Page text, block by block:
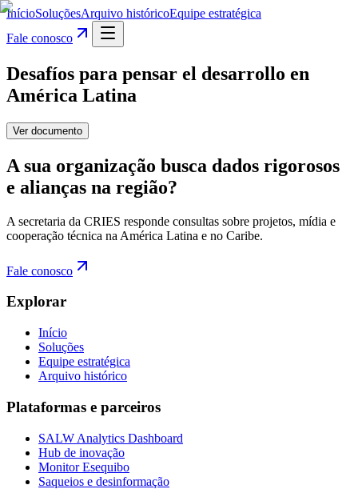
InícioSoluçõesArquivo históricoEquipe estratégica
Fale conosco
Desafíos para pensar el desarrollo en
América Latina
Ver documento
A sua organização busca dados rigorosos
e alianças na região?
A secretaria da CRIES responde consultas sobre projetos, mídia e
cooperação técnica na América Latina e no Caribe.
Fale conosco
Explorar
Início
Soluções
Equipe estratégica
Arquivo histórico
Plataformas e parceiros
SALW Analytics Dashboard
Hub de inovação
Monitor Esequibo
Saqueios e desinformação